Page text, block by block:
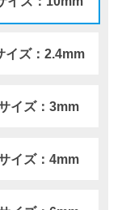
イズ：2.4mm
イズ：3mm
イズ：4mm